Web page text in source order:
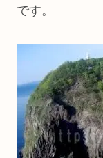
です。